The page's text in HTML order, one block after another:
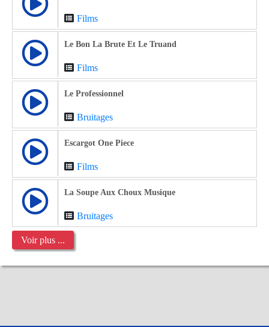
Films
Le Bon La Brute Et Le Truand
Films
Le Professionnel
Bruitages
Escargot One Piece
Films
La Soupe Aux Choux Musique
Bruitages
Voir plus ...